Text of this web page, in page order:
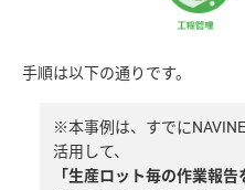
※本事例は、すでに
活用して、
「生産ロット毎の作業報告